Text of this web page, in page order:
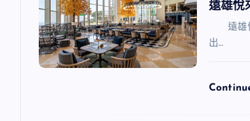
遠雄悅
遠雄悅
出…